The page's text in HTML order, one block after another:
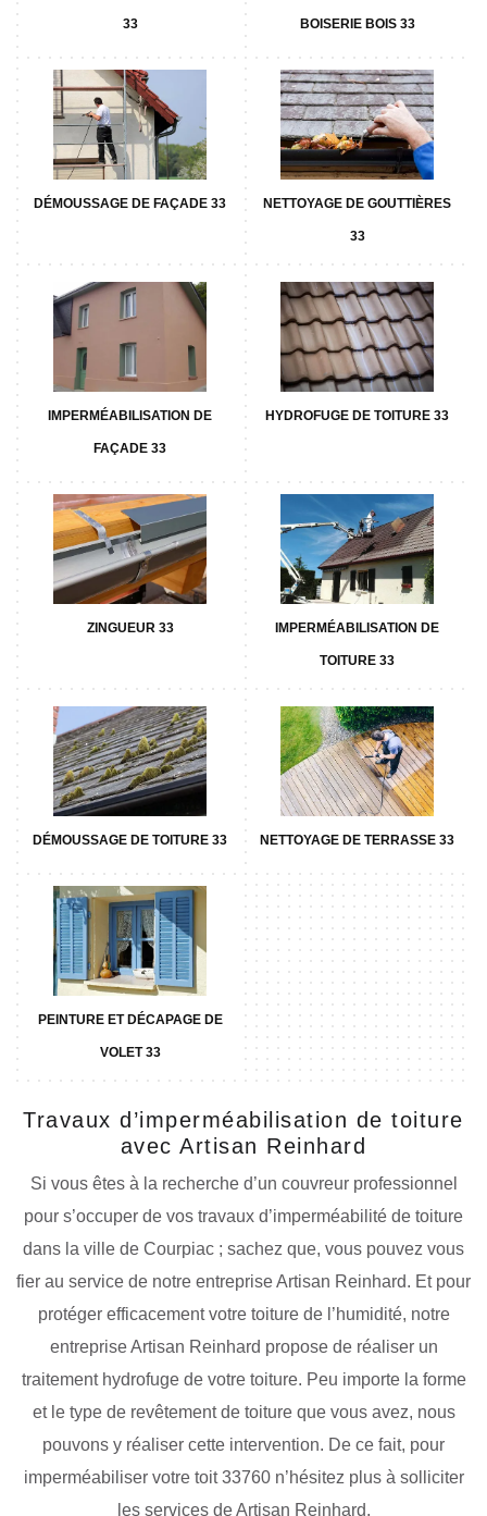
33 BOISERIE BOIS 33
DÉMOUSSAGE DE FAÇADE 33 NETTOYAGE DE GOUTTIÈRES
33
IMPERMÉABILISATION DE
FAÇADE 33
HYDROFUGE DE TOITURE 33
ZINGUEUR 33 IMPERMÉABILISATION DE
TOITURE 33
DÉMOUSSAGE DE TOITURE 33 NETTOYAGE DE TERRASSE 33
PEINTURE ET DÉCAPAGE DE
VOLET 33
Travaux d’imperméabilisation de toiture
avec Artisan Reinhard
Si vous êtes à la recherche d’un couvreur professionnel
pour s’occuper de vos travaux d’imperméabilité de toiture
dans la ville de Courpiac ; sachez que, vous pouvez vous
fier au service de notre entreprise Artisan Reinhard. Et pour
protéger efficacement votre toiture de l’humidité, notre
entreprise Artisan Reinhard propose de réaliser un
traitement hydrofuge de votre toiture. Peu importe la forme
et le type de revêtement de toiture que vous avez, nous
pouvons y réaliser cette intervention. De ce fait, pour
imperméabiliser votre toit 33760 n’hésitez plus à solliciter
les services de Artisan Reinhard.